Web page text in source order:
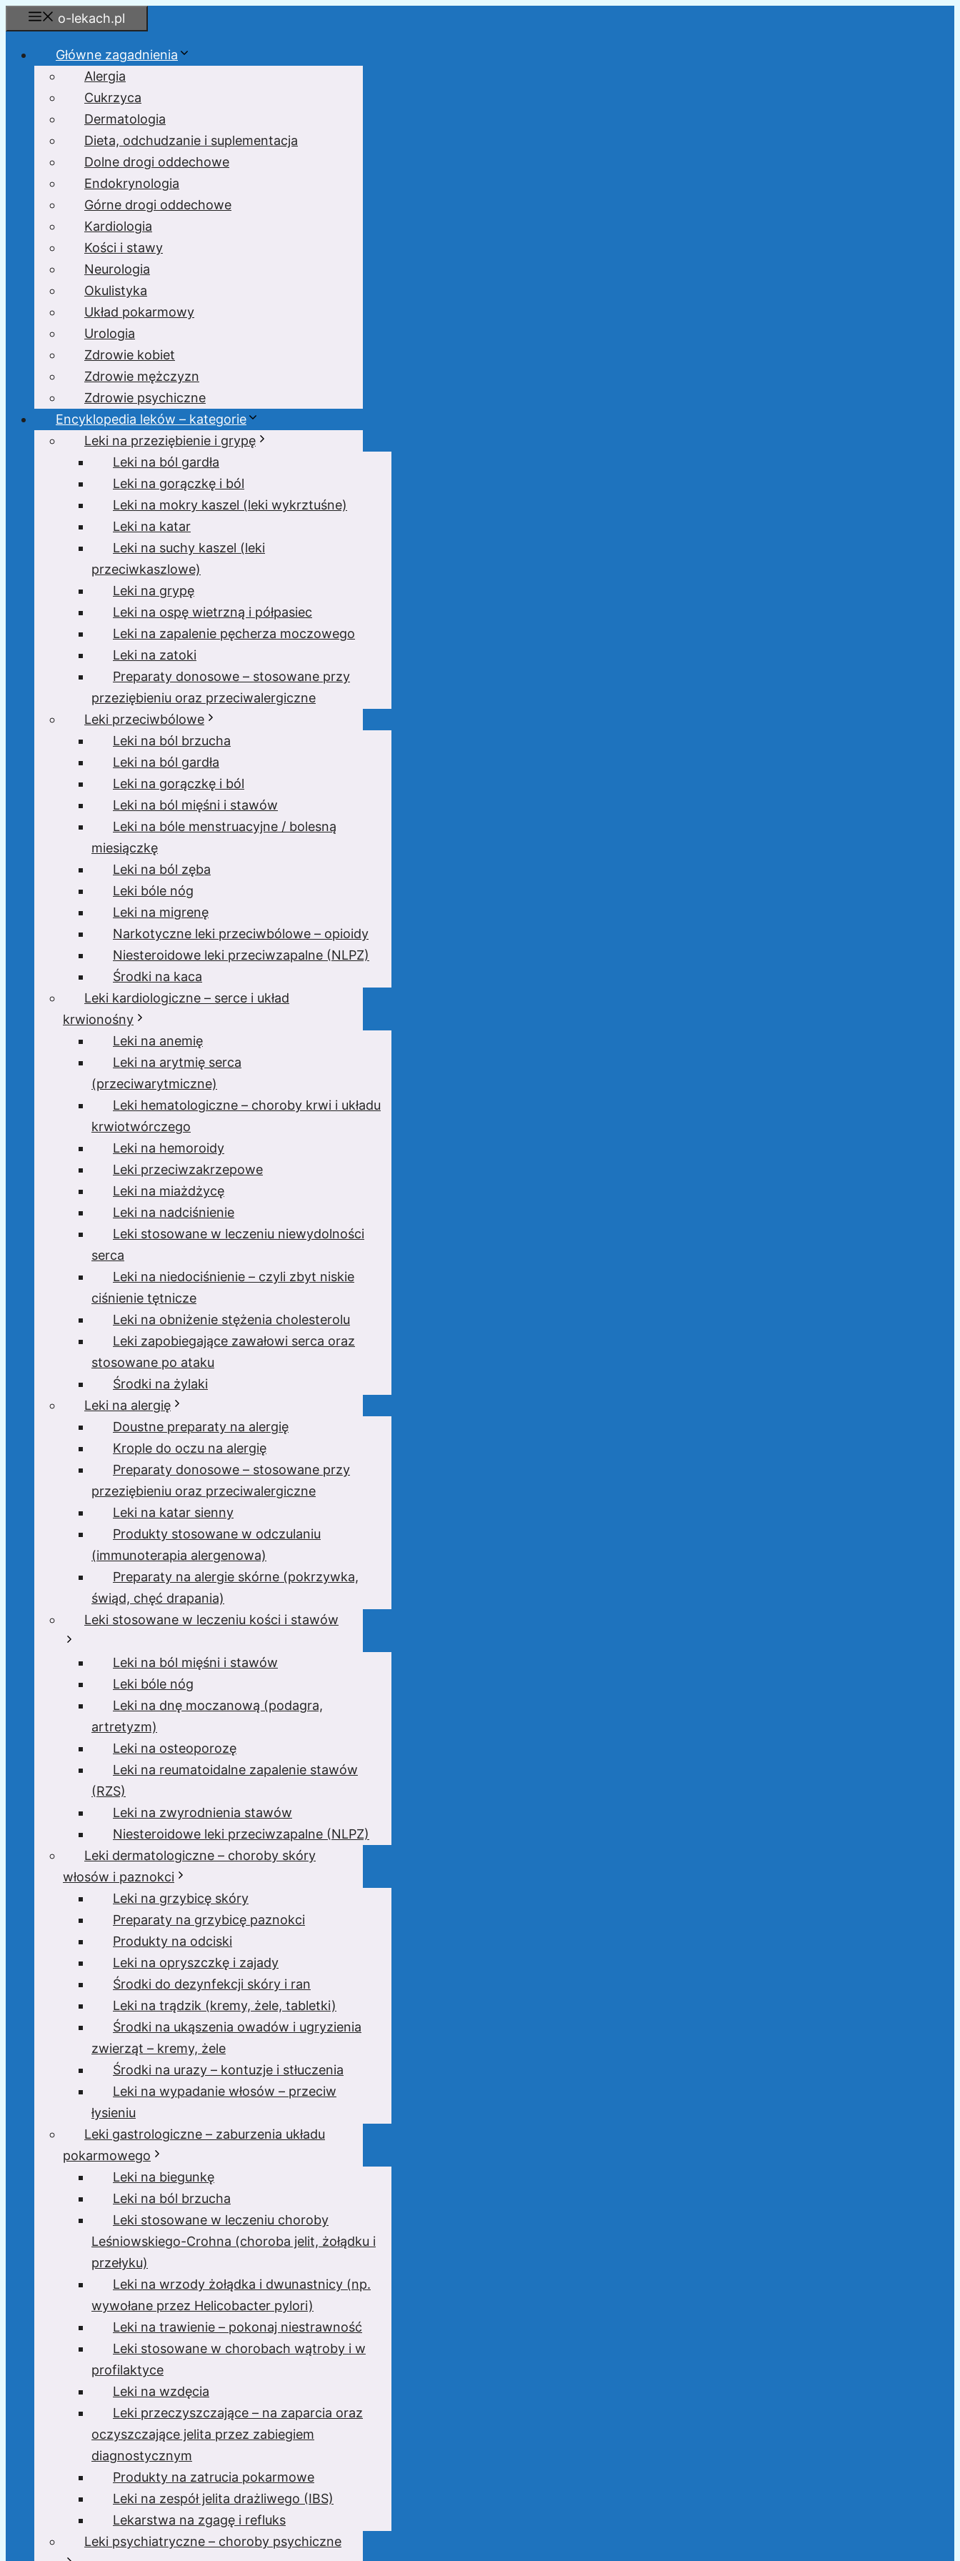
Przejdź
do
o-lekach.pl
Główne zagadnienia
Alergia
Cukrzyca
Dermatologia
Dieta, odchudzanie i suplementacja
Dolne drogi oddechowe
Endokrynologia
Górne drogi oddechowe
Kardiologia
Kości i stawy
Neurologia
Okulistyka
Układ pokarmowy
Urologia
Zdrowie kobiet
Zdrowie mężczyzn
Zdrowie psychiczne
Encyklopedia leków – kategorie
Leki na przeziębienie i grypę
Leki na ból gardła
Leki na gorączkę i ból
Leki na mokry kaszel (leki wykrztuśne)
Leki na katar
Leki na suchy kaszel (leki
przeciwkaszlowe)
Leki na grypę
Leki na ospę wietrzną i półpasiec
Leki na zapalenie pęcherza moczowego
Leki na zatoki
Preparaty donosowe – stosowane przy
przeziębieniu oraz przeciwalergiczne
Leki przeciwbólowe
Leki na ból brzucha
Leki na ból gardła
Leki na gorączkę i ból
Leki na ból mięśni i stawów
Leki na bóle menstruacyjne / bolesną
miesiączkę
Leki na ból zęba
Leki bóle nóg
Leki na migrenę
Narkotyczne leki przeciwbólowe – opioidy
Niesteroidowe leki przeciwzapalne (NLPZ)
Środki na kaca
Leki kardiologiczne – serce i układ
krwionośny
Leki na anemię
Leki na arytmię serca
(przeciwarytmiczne)
Leki hematologiczne – choroby krwi i układu
krwiotwórczego
Leki na hemoroidy
Leki przeciwzakrzepowe
Leki na miażdżycę
Leki na nadciśnienie
Leki stosowane w leczeniu niewydolności
serca
Leki na niedociśnienie – czyli zbyt niskie
ciśnienie tętnicze
Leki na obniżenie stężenia cholesterolu
Leki zapobiegające zawałowi serca oraz
stosowane po ataku
Środki na żylaki
Leki na alergię
Doustne preparaty na alergię
Krople do oczu na alergię
Preparaty donosowe – stosowane przy
przeziębieniu oraz przeciwalergiczne
Leki na katar sienny
Produkty stosowane w odczulaniu
(immunoterapia alergenowa)
Preparaty na alergie skórne (pokrzywka,
świąd, chęć drapania)
Leki stosowane w leczeniu kości i stawów
Leki na ból mięśni i stawów
Leki bóle nóg
Leki na dnę moczanową (podagra,
artretyzm)
Leki na osteoporozę
Leki na reumatoidalne zapalenie stawów
(RZS)
Leki na zwyrodnienia stawów
Niesteroidowe leki przeciwzapalne (NLPZ)
Leki dermatologiczne – choroby skóry
włosów i paznokci
Leki na grzybicę skóry
Preparaty na grzybicę paznokci
Produkty na odciski
Leki na opryszczkę i zajady
Środki do dezynfekcji skóry i ran
Leki na trądzik (kremy, żele, tabletki)
Środki na ukąszenia owadów i ugryzienia
zwierząt – kremy, żele
Środki na urazy – kontuzje i stłuczenia
Leki na wypadanie włosów – przeciw
łysieniu
Leki gastrologiczne – zaburzenia układu
pokarmowego
Leki na biegunkę
Leki na ból brzucha
Leki stosowane w leczeniu choroby
Leśniowskiego-Crohna (choroba jelit, żołądku i
przełyku)
Leki na wrzody żołądka i dwunastnicy (np.
wywołane przez Helicobacter pylori)
Leki na trawienie – pokonaj niestrawność
Leki stosowane w chorobach wątroby i w
profilaktyce
Leki na wzdęcia
Leki przeczyszczające – na zaparcia oraz
oczyszczające jelita przez zabiegiem
diagnostycznym
Produkty na zatrucia pokarmowe
Leki na zespół jelita drażliwego (IBS)
Lekarstwa na zgagę i refluks
Leki psychiatryczne – choroby psychiczne